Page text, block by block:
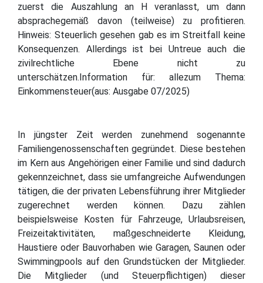
zuerst die Auszahlung an H veranlasst, um dann
absprachegemäß davon (teilweise) zu profitieren.
Hinweis: Steuerlich gesehen gab es im Streitfall keine
Konsequenzen. Allerdings ist bei Untreue auch die
zivilrechtliche Ebene nicht zu
unterschätzen.Information für: allezum Thema:
Einkommensteuer(aus: Ausgabe 07/2025)
In jüngster Zeit werden zunehmend sogenannte
Familiengenossenschaften gegründet. Diese bestehen
im Kern aus Angehörigen einer Familie und sind dadurch
gekennzeichnet, dass sie umfangreiche Aufwendungen
tätigen, die der privaten Lebensführung ihrer Mitglieder
zugerechnet werden können. Dazu zählen
beispielsweise Kosten für Fahrzeuge, Urlaubsreisen,
Freizeitaktivitäten, maßgeschneiderte Kleidung,
Haustiere oder Bauvorhaben wie Garagen, Saunen oder
Swimmingpools auf den Grundstücken der Mitglieder.
Die Mitglieder (und Steuerpflichtigen) dieser